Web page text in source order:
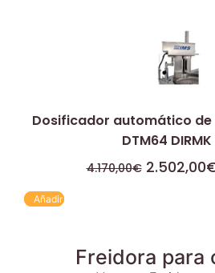
Dosificador automático de
DTM64 DIRMK
4.170,00€ 2.502,00
Añadir
Freidora para